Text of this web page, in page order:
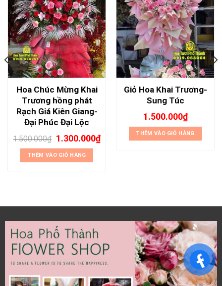
Hoa Chúc Mừng Khai
Trương hồng phát
Rạch Giá Kiên Giang-
Đại Phúc Đại Lộc
1.500.000₫ 1.300.000₫
THÊM VÀO GIỎ HÀNG
Giỏ Hoa Khai Trương-
Sung Túc
1.500.000₫
THÊM VÀO GIỎ HÀNG